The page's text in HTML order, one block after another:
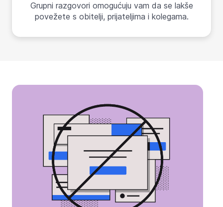
Grupni razgovori omogućuju vam da se lakše
povežete s obitelji, prijateljima i kolegama.